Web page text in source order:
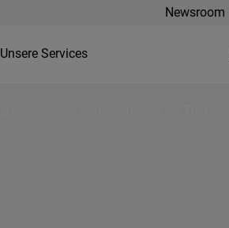
Newsroom
Unsere Services